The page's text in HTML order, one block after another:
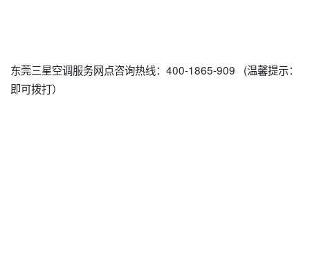
东莞三星空调服务网点咨询热线：400-1865-909 (温馨提示：
即可拨打）